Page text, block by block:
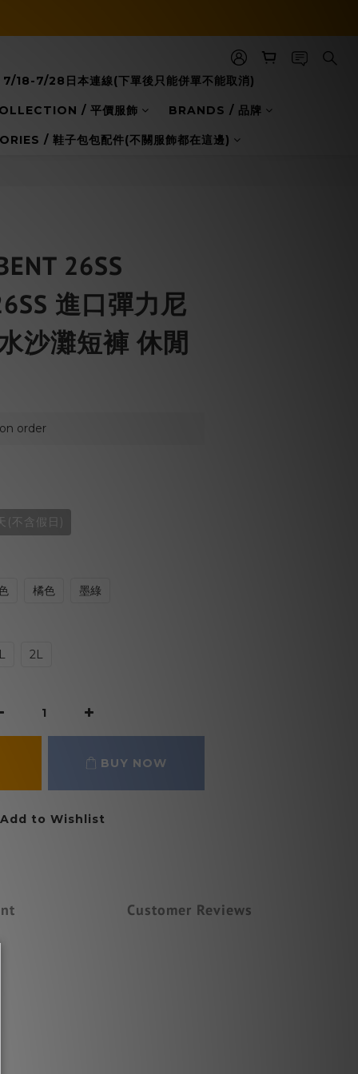
7/18-7/28日本連線(下單後只能併單不能取消)
/ 平價服飾 BRANDS / 品牌
/ 鞋子包包配件(不關服飾都在這邊)
26SS
進口彈力尼
沙灘短褲 休閒
order
(不含假日)
橘色 墨綠
2L
BUY NOW
Add to Wishlist
Customer Reviews
BUY NOW